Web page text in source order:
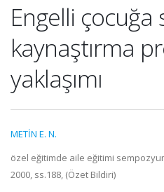
Engelli
kaynaştırma
yaklaşımı
METİN E. N.
özel eğitimde aile eğitimi
2000, ss.188, (Özet Bildiri)